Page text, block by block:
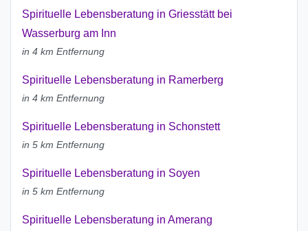
Spirituelle Lebensberatung in Griesstätt bei
Wasserburg am Inn
in 4 km Entfernung
Spirituelle Lebensberatung in Ramerberg
in 4 km Entfernung
Spirituelle Lebensberatung in Schonstett
in 5 km Entfernung
Spirituelle Lebensberatung in Soyen
in 5 km Entfernung
Spirituelle Lebensberatung in Amerang